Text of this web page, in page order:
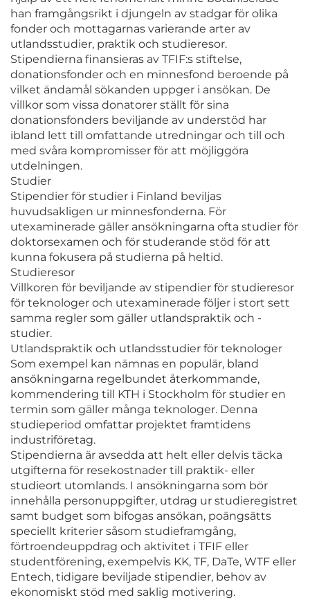
han framgångsrikt i djungeln av stadgar för olika
fonder och mottagarnas varierande arter av
utlandsstudier, praktik och studieresor.
Stipendierna finansieras av TFIF:s stiftelse,
donationsfonder och en minnesfond beroende på
vilket ändamål sökanden uppger i ansökan. De
villkor som vissa donatorer ställt för sina
donationsfonders beviljande av understöd har
ibland lett till omfattande utredningar och till och
med svåra kompromisser för att möjliggöra
utdelningen.
Studier
Stipendier för studier i Finland beviljas
huvudsakligen ur minnesfonderna. För
utexaminerade gäller ansökningarna ofta studier för
doktorsexamen och för studerande stöd för att
kunna fokusera på studierna på heltid.
Studieresor
Villkoren för beviljande av stipendier för studieresor
för teknologer och utexaminerade följer i stort sett
samma regler som gäller utlandspraktik och -
studier.
Utlandspraktik och utlandsstudier för teknologer
Som exempel kan nämnas en populär, bland
ansökningarna regelbundet återkommande,
kommendering till KTH i Stockholm för studier en
termin som gäller många teknologer. Denna
studieperiod omfattar projektet framtidens
industriföretag.
Stipendierna är avsedda att helt eller delvis täcka
utgifterna för resekostnader till praktik- eller
studieort utomlands. I ansökningarna som bör
innehålla personuppgifter, utdrag ur studieregistret
samt budget som bifogas ansökan, poängsätts
speciellt kriterier såsom studieframgång,
förtroendeuppdrag och aktivitet i TFIF eller
studentförening, exempelvis KK, TF, DaTe, WTF eller
Entech, tidigare beviljade stipendier, behov av
ekonomiskt stöd med saklig motivering.